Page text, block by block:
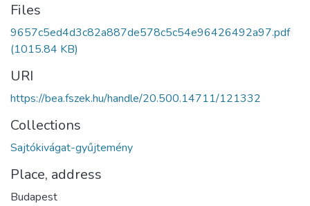
Files
9657c5ed4d3c82a887de578c5c54e96426492a97.pdf
(1015.84 KB)
URI
https://bea.fszek.hu/handle/20.500.14711/121332
Collections
Sajtókivágat-gyűjtemény
Place, address
Budapest